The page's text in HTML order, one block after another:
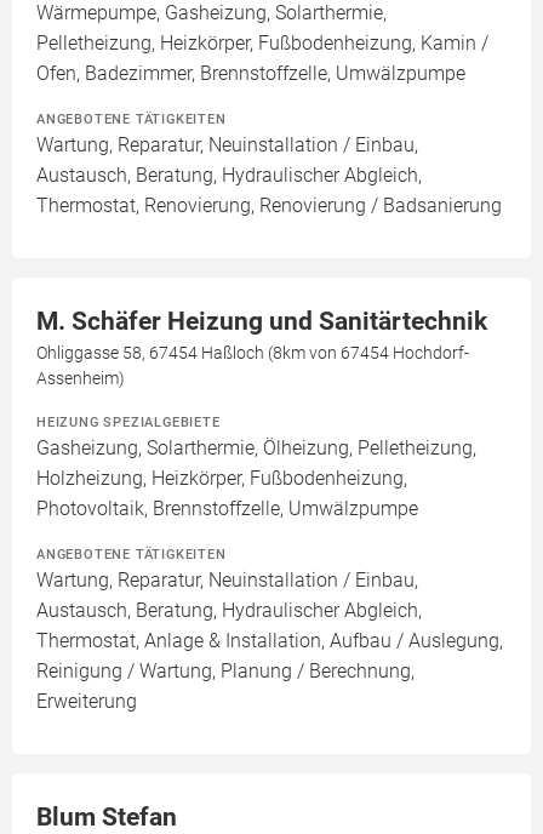
Wärmepumpe, Gasheizung, Solarthermie,
Pelletheizung, Heizkörper, Fußbodenheizung, Kamin /
Ofen, Badezimmer, Brennstoffzelle, Umwälzpumpe
ANGEBOTENE TÄTIGKEITEN
Wartung, Reparatur, Neuinstallation / Einbau,
Austausch, Beratung, Hydraulischer Abgleich,
Thermostat, Renovierung, Renovierung / Badsanierung
M. Schäfer Heizung und Sanitärtechnik
Ohliggasse 58, 67454 Haßloch (8km von 67454 Hochdorf-
Assenheim)
HEIZUNG SPEZIALGEBIETE
Gasheizung, Solarthermie, Ölheizung, Pelletheizung,
Holzheizung, Heizkörper, Fußbodenheizung,
Photovoltaik, Brennstoffzelle, Umwälzpumpe
ANGEBOTENE TÄTIGKEITEN
Wartung, Reparatur, Neuinstallation / Einbau,
Austausch, Beratung, Hydraulischer Abgleich,
Thermostat, Anlage & Installation, Aufbau / Auslegung,
Reinigung / Wartung, Planung / Berechnung,
Erweiterung
Blum Stefan